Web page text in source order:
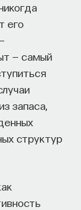
его
— самый
запаса,
структур